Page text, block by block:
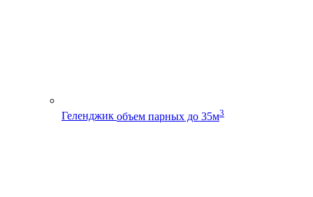
Геленджик объем парных до 35м3